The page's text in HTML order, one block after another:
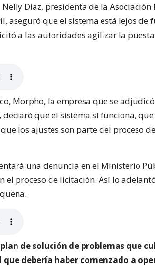
Díaz, presidenta de la Asociación
aseguró que el sistema está lejos de
a las autoridades agilizar la
Morpho, la empresa que se
que el sistema sí funciona, que
los ajustes son parte del proceso de
una denuncia en el Ministerio
el proceso de licitación. Así lo
de solución de problemas que
que debería haber comenzado a